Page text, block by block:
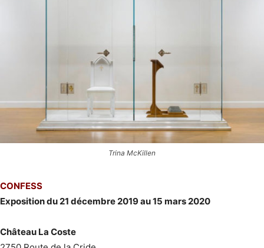
Trina McKillen
CONFESS
Exposition du 21 décembre 2019 au 15 mars 2020
Château La Coste